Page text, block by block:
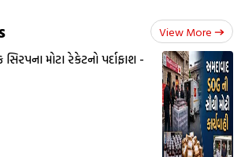
View More
મોટા રેકેટનો પર્દાફાશ -